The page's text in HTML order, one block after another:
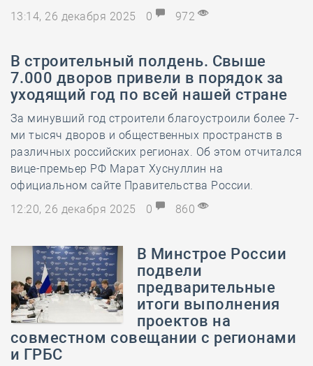
13:14, 26 декабря 2025
0 972
В строительный полдень. Свыше
7.000 дворов привели в порядок за
уходящий год по всей нашей стране
За минувший год строители благоустроили более 7-
ми тысяч дворов и общественных пространств в
различных российских регионах. Об этом отчитался
вице-премьер РФ Марат Хуснуллин на
официальном сайте Правительства России.
12:20, 26 декабря 2025
0 860
В Минстрое России
подвели
предварительные
итоги выполнения
проектов на
совместном совещании с регионами
и ГРБС